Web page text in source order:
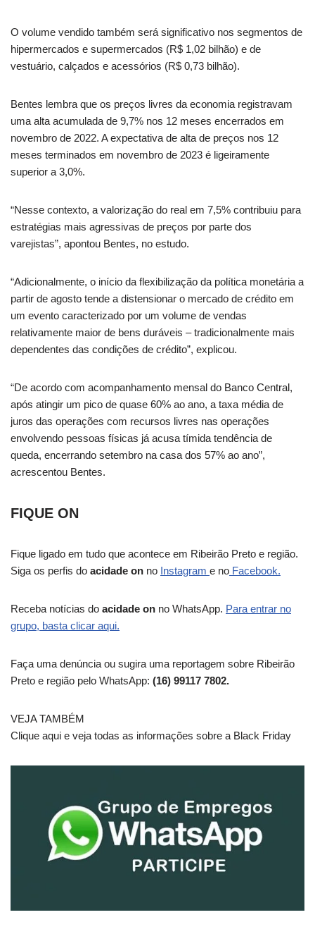
O volume vendido também será significativo nos segmentos de
hipermercados e supermercados (R$ 1,02 bilhão) e de
vestuário, calçados e acessórios (R$ 0,73 bilhão).
Bentes lembra que os preços livres da economia registravam
uma alta acumulada de 9,7% nos 12 meses encerrados em
novembro de 2022. A expectativa de alta de preços nos 12
meses terminados em novembro de 2023 é ligeiramente
superior a 3,0%.
“Nesse contexto, a valorização do real em 7,5% contribuiu para
estratégias mais agressivas de preços por parte dos
varejistas”, apontou Bentes, no estudo.
“Adicionalmente, o início da flexibilização da política monetária a
partir de agosto tende a distensionar o mercado de crédito em
um evento caracterizado por um volume de vendas
relativamente maior de bens duráveis – tradicionalmente mais
dependentes das condições de crédito”, explicou.
“De acordo com acompanhamento mensal do Banco Central,
após atingir um pico de quase 60% ao ano, a taxa média de
juros das operações com recursos livres nas operações
envolvendo pessoas físicas já acusa tímida tendência de
queda, encerrando setembro na casa dos 57% ao ano”,
acrescentou Bentes.
FIQUE ON
Fique ligado em tudo que acontece em Ribeirão Preto e região.
Siga os perfis do acidade on no Instagram e no Facebook.
Receba notícias do acidade on no WhatsApp. Para entrar no
grupo, basta clicar aqui.
Faça uma denúncia ou sugira uma reportagem sobre Ribeirão
Preto e região pelo WhatsApp: (16) 99117 7802.
VEJA TAMBÉM
Clique aqui e veja todas as informações sobre a Black Friday